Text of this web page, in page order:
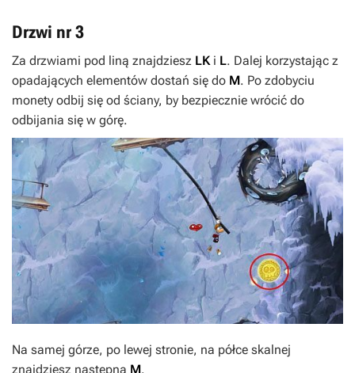
Drzwi nr 3
Za drzwiami pod liną znajdziesz LKi L. Dalej korzystając z
opadających elementów dostań się do M. Po zdobyciu
monety odbij się od ściany, by bezpiecznie wrócić do
odbijania się w górę.
Na samej górze, po lewej stronie, na półce skalnej
znajdziesz następną M.